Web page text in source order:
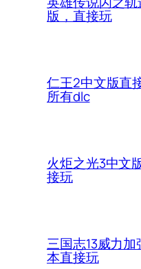
版，直接玩
仁王2中文版直
所有dlc
火炬之光3中文
接玩
三国志13威力加
本直接玩